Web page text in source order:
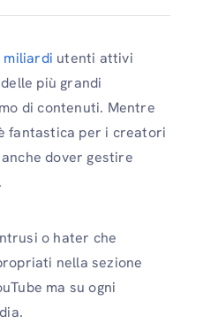
miliardi utenti attivi
più grandi
di contenuti. Mentre
fantastica per i creatori
dover gestire
o hater che
nella sezione
ma su ogni